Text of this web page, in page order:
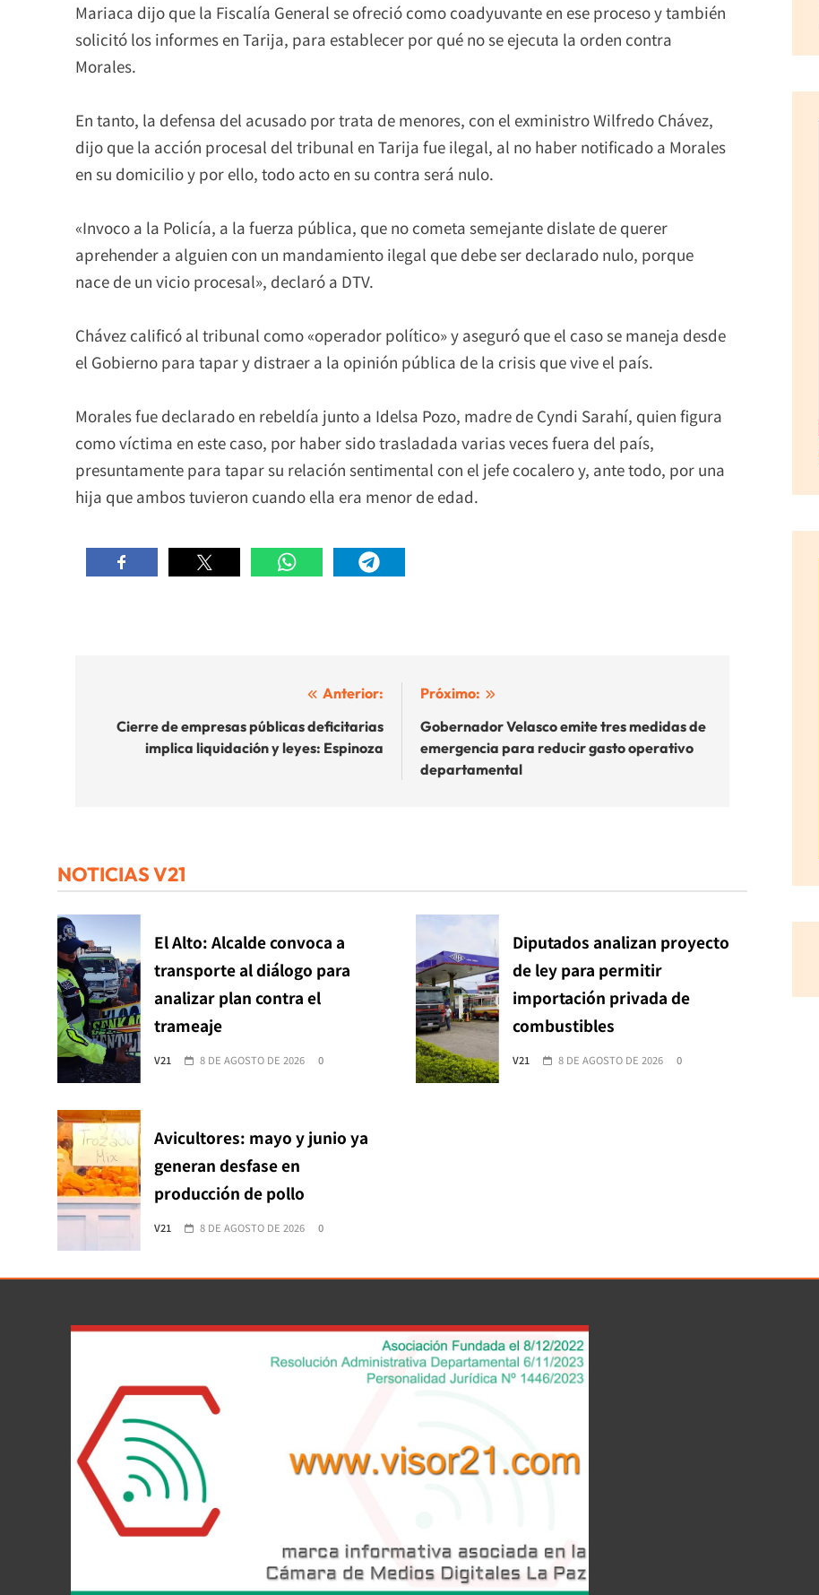
Mariaca dijo que la Fiscalía General se ofreció como coadyuvante en ese proceso y también
solicitó los informes en Tarija, para establecer por qué no se ejecuta la orden contra
Morales.
En tanto, la defensa del acusado por trata de menores, con el exministro Wilfredo Chávez,
dijo que la acción procesal del tribunal en Tarija fue ilegal, al no haber notificado a Morales
en su domicilio y por ello, todo acto en su contra será nulo.
«Invoco a la Policía, a la fuerza pública, que no cometa semejante dislate de querer
aprehender a alguien con un mandamiento ilegal que debe ser declarado nulo, porque
nace de un vicio procesal», declaró a DTV.
Chávez calificó al tribunal como «operador político» y aseguró que el caso se maneja desde
el Gobierno para tapar y distraer a la opinión pública de la crisis que vive el país.
Morales fue declarado en rebeldía junto a Idelsa Pozo, madre de Cyndi Sarahí, quien figura
como víctima en este caso, por haber sido trasladada varias veces fuera del país,
presuntamente para tapar su relación sentimental con el jefe cocalero y, ante todo, por una
hija que ambos tuvieron cuando ella era menor de edad.
entradas
Anterior:
Cierre de empresas públicas deficitarias
implica liquidación y leyes: Espinoza
Próximo:
Gobernador Velasco emite tres medidas de
emergencia para reducir gasto operativo
departamental
NOTICIAS V21
El Alto: Alcalde convoca a
transporte al diálogo para
analizar plan contra el
trameaje
V21 8 DE AGOSTO DE 2026 0
Diputados analizan proyecto
de ley para permitir
importación privada de
combustibles
V21 8 DE AGOSTO DE 2026 0
Avicultores: mayo y junio ya
generan desfase en
producción de pollo
V21 8 DE AGOSTO DE 2026 0